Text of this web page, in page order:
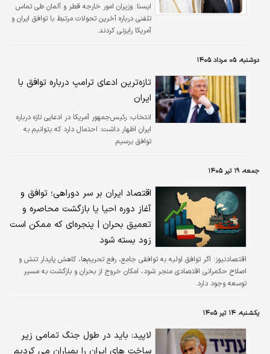
ايسنا: وزیران امور خارجه قطر و آلمان طی تماس
تلفنی درباره آخرین تحولات مرتبط با توافق ایران و
آمریکا رایزنی کردند.
دوشنبه، ۰۵ مرداد ۱۴۰۵
تازه‌ترین ادعای ترامپ درباره توافق با
ایران
انتخاب: رئیس‌جمهور آمریکا در ادعایی تازه درباره
ایران اظهار داشت: احتمال دارد که بتوانیم به
توافق برسیم.
جمعه، ۱۹ تیر ۱۴۰۵
اقتصاد ایران بر سر دوراهی؛ توافق و
آغاز دوره احیا یا بازگشت محاصره و
تعمیق بحران | پنجره‌ای که ممکن است
زود بسته شود
اقتصادنیوز: اگر توافق اولیه به توافقی جامع، رفع تحریم‌ها، کاهش پایدار تنش و
اصلاح حکمرانی اقتصادی منجر شود، امکان خروج از بحران و بازگشت به مسیر
توسعه وجود دارد.
یکشنبه، ۱۴ تیر ۱۴۰۵
لاپید: باید در طول جنگ تمامی زیر
ساخت های ایران را بمباران می کردیم